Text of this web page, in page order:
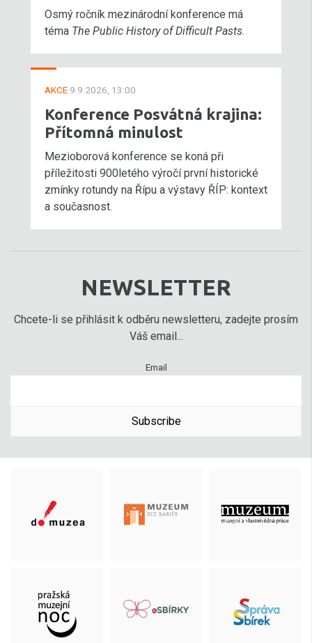
Osmý ročník mezinárodní konference má
téma The Public History of Difficult Pasts.
AKCE 9.9.2026, 13:00
Konference Posvátná krajina:
Přítomná minulost
Mezioborová konference se koná při
příležitosti 900letého výročí první historické
zmínky rotundy na Řípu a výstavy ŘÍP: kontext
a současnost.
NEWSLETTER
Chcete-li se přihlásit k odběru newsletteru, zadejte prosím
Váš email...
Email
Subscribe